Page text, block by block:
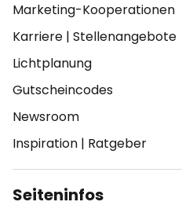
Marketing-Kooperationen
Karriere | Stellenangebote
Lichtplanung
Gutscheincodes
Newsroom
Inspiration | Ratgeber
Seiteninfos